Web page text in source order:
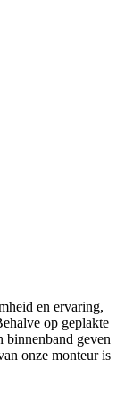
en ervaring,
op geplakte
binnenband geven
onze monteur is